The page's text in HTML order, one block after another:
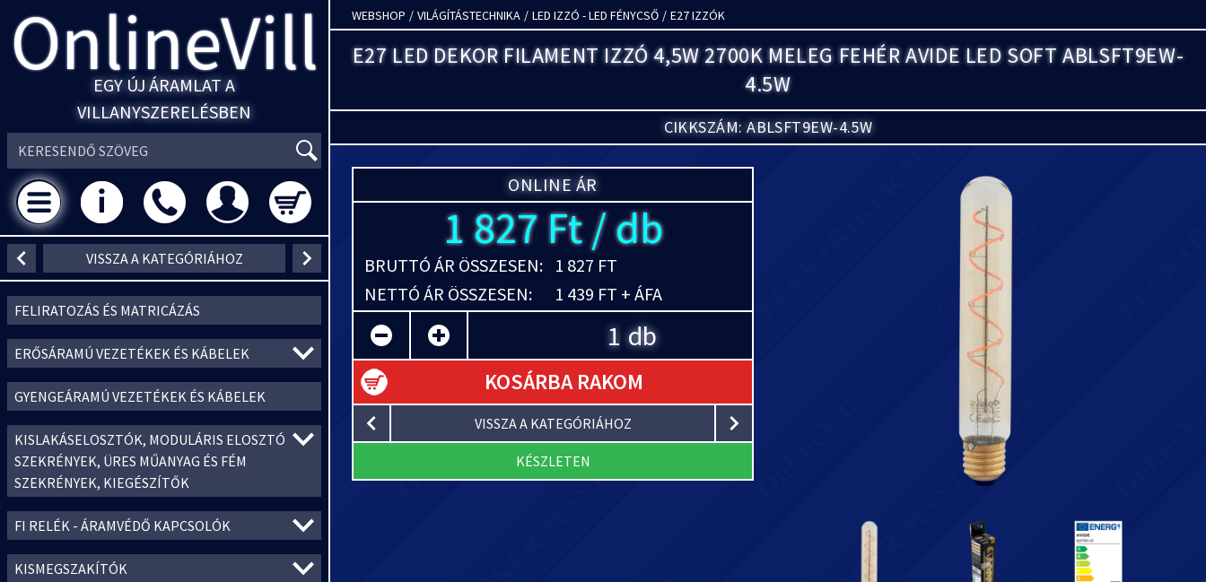
OnlineVill
EGY ÚJ ÁRAMLAT A
VILLANYSZERELÉSBEN
VISSZA A KATEGÓRIÁHOZ
FELIRATOZÁS ÉS MATRICÁZÁS
ERŐSÁRAMÚ VEZETÉKEK ÉS KÁBELEK
GYENGEÁRAMÚ VEZETÉKEK ÉS KÁBELEK
KISLAKÁSELOSZTÓK, MODULÁRIS ELOSZTÓ
SZEKRÉNYEK, ÜRES MŰANYAG ÉS FÉM
SZEKRÉNYEK, KIEGÉSZÍTŐK
FI RELÉK - ÁRAMVÉDŐ KAPCSOLÓK
KISMEGSZAKÍTÓK
WEBSHOP / VILÁGÍTÁSTECHNIKA / LED IZZÓ - LED FÉNYCSŐ / E27 IZZÓK
E27 LED DEKOR FILAMENT IZZÓ 4,5W 2700K MELEG FEHÉR AVIDE LED SOFT ABLSFT9EW-
4.5W
CIKKSZÁM: ABLSFT9EW-4.5W
ONLINE ÁR
1 827 Ft / db
BRUTTÓ ÁR ÖSSZESEN: 1 827 FT
NETTÓ ÁR ÖSSZESEN:
1 439 FT + ÁFA
db
KOSÁRBA RAKOM
VISSZA A KATEGÓRIÁHOZ
KÉSZLETEN